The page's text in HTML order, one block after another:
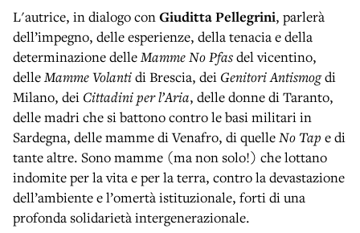
L'autrice, in dialogo conGiuditta Pellegrini, parlerà
dell’impegno, delle esperienze, della tenacia e della
determinazione delleMamme No Pfasdel vicentino,
delleMamme Volantidi Brescia, dei Genitori Antismogdi
Milano, dei Cittadini per l’Aria, delle donne di Taranto,
delle madri che si battono contro le basi militari in
Sardegna, delle mamme di Venafro, di quelleNo Tap e di
tante altre. Sono mamme (ma non solo!) che lottano
indomite per la vita e per la terra, contro la devastazione
dell’ambiente e l’omertà istituzionale, forti di una
profonda solidarietà intergenerazionale.